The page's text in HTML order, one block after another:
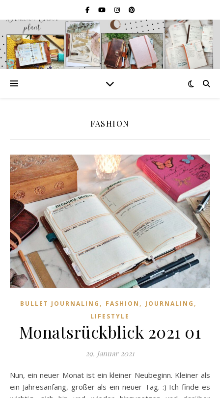
FASHION
BULLET JOURNALING , FASHION , JOURNALING ,
LIFESTYLE
Monatsrückblick 2021 01
29. Januar 2021
Nun, ein neuer Monat ist ein kleiner Neubeginn. Kleiner als
ein Jahresanfang, größer als ein neuer Tag. :) Ich finde es